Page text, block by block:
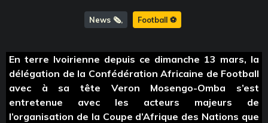
News 🗞️ Football ⚽️
En terre Ivoirienne depuis ce dimanche 13 mars, la
délégation de la Confédération Africaine de Football
avec à sa tête Veron Mosengo-Omba s’est
entretenue avec les acteurs majeurs de
l’organisation de la Coupe d’Afrique des Nations que